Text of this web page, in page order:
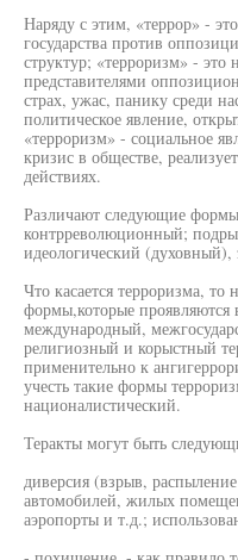
Наряду с этим, «террор» -
государства против
структур; «терроризм» - это
представителями
страх, ужас, панику среди
политическое явление,
«терроризм» - социальное
кризис в обществе,
действиях.
Различают следующие
контрреволюционный;
идеологический
Что касается терроризма,
формы,которые проявляются
международный,
религиозный и корыстный
применительно к
учесть такие формы
националистический.
Теракты могут быть
диверсия (взрыв,
автомобилей, жилых
аэропорты и т.д.;